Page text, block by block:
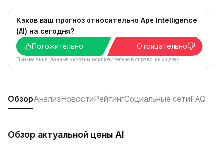
Каков ваш прогноз относительно Ape Intelligence
(AI) на сегодня?
Положительно
Отрицательно
Примечание: данные указаны исключительно в справочных целях.
ОбзорАнализНовостиРейтингСоциальные сетиFAQ
Обзор актуальной цены AI